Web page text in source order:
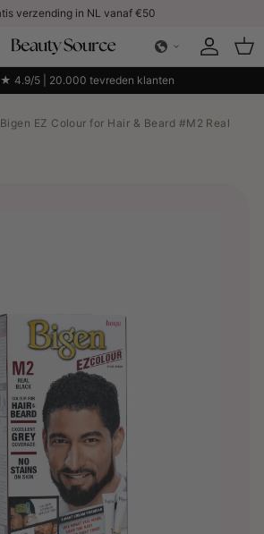
verzending in NL vanaf €50
Account
5 | 20.000 tevreden klanten
Bigen EZ Colour for Hair & Beard #M2 Real